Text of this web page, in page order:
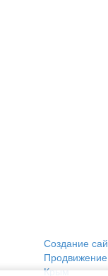
Создание
Крым